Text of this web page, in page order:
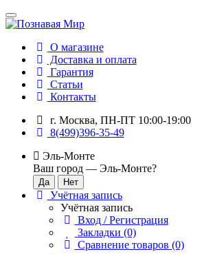
О магазине
Доставка и оплата
Гарантия
Статьи
Контакты
г. Москва, ПН-ПТ 10:00-19:00
8(499)396-35-49
Эль-Монте
Ваш город — Эль-Монте?
Учётная запись
Учётная запись
Вход / Регистрация
Закладки (0)
Сравнение товаров (0)